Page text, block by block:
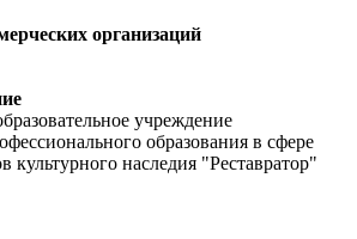
организаций
учреждение
образования в сфере
культурного наследия "Реставратор"